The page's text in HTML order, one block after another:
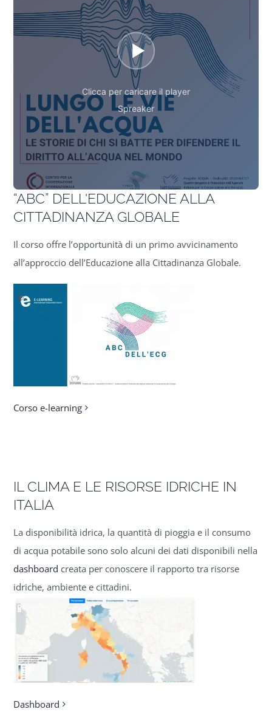
Clicca per caricare il player
Spreaker
“ABC” DELL'EDUCAZIONE ALLA
CITTADINANZA GLOBALE
Il corso offre l’opportunità di un primo avvicinamento
all’approccio dell’Educazione alla Cittadinanza Globale.
Corso e-learning
IL CLIMA E LE RISORSE IDRICHE IN
ITALIA
La disponibilità idrica, la quantità di pioggia e il consumo
di acqua potabile sono solo alcuni dei dati disponibili nella
dashboard creata per conoscere il rapporto tra risorse
idriche, ambiente e cittadini.
Dashboard